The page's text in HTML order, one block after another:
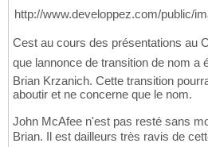
http://www.developpez.com/public/
Cest au cours des présentations au
que lannonce de transition de nom a
Brian Krzanich. Cette transition
aboutir et ne concerne que le nom.
John McAfee n'est pas resté sans
Brian. Il est dailleurs très ravis de